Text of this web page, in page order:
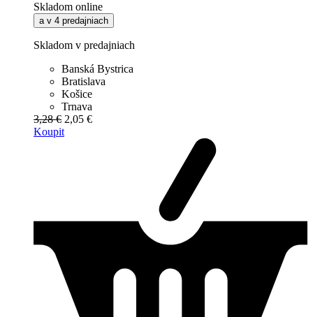
Skladom online
a v 4 predajniach
Skladom v predajniach
Banská Bystrica
Bratislava
Košice
Trnava
3,28 € 2,05 €
Koupit